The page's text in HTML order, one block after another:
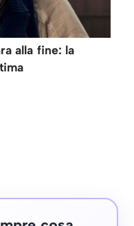
alla fine: la